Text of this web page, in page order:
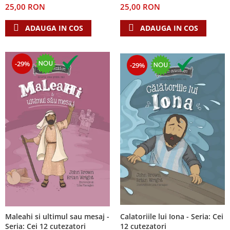
Teologie
A doua venire
Dogmatica
Istoria Bisericii
Misiune
Viata crestina
Contemporaneitate
Devotional
Diverse
Lupta Spirituala
Schimbarea caracterului
Slujire
Suferinta
Viata din belsug
Viata de zi cu zi
25,00 RON
ADAUGA IN COS
25,00 RON
ADAUGA IN COS
-29%
Maleahi si ultimul sau mesaj -
Seria: Cei 12 cutezatori
-29%
Calatoriile lui Iona - Seria: Cei
12 cutezatori